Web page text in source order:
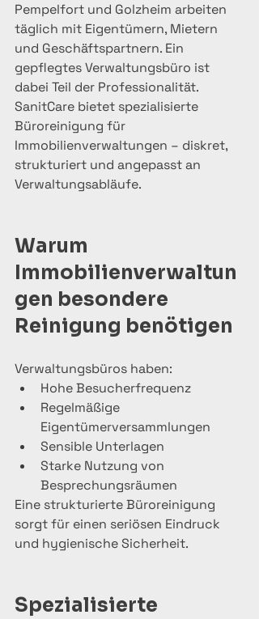
Pempelfort und Golzheim arbeiten
täglich mit Eigentümern, Mietern
und Geschäftspartnern. Ein
gepflegtes Verwaltungsbüro ist
dabei Teil der Professionalität.
SanitCare bietet spezialisierte
Büroreinigung für
Immobilienverwaltungen – diskret,
strukturiert und angepasst an
Verwaltungsabläufe.
Warum
Immobilienverwaltun
gen besondere
Reinigung benötigen
Verwaltungsbüros haben:
Hohe Besucherfrequenz
Regelmäßige
Eigentümerversammlungen
Sensible Unterlagen
Starke Nutzung von
Besprechungsräumen
Eine strukturierte Büroreinigung
sorgt für einen seriösen Eindruck
und hygienische Sicherheit.
Spezialisierte